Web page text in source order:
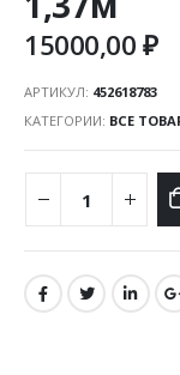
15000,00₽
АРТИКУЛ: 452618783
КАТЕГОРИИ: ВСЕ